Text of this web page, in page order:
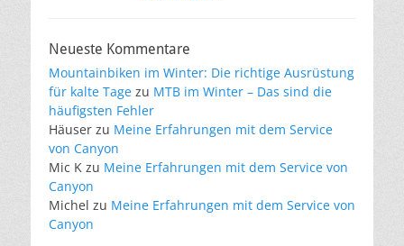
Neueste Kommentare
Mountainbiken im Winter: Die richtige Ausrüstung
für kalte Tage zu MTB im Winter – Das sind die
häufigsten Fehler
Häuser zu Meine Erfahrungen mit dem Service
von Canyon
Mic K zu Meine Erfahrungen mit dem Service von
Canyon
Michel zu Meine Erfahrungen mit dem Service von
Canyon